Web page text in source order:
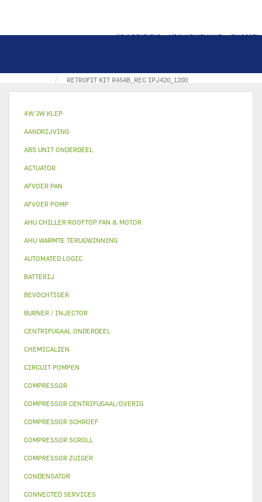
MIJN REKENING MIJN WINKELMAND INLOGGEN
RETROFIT KIT R454B_REC IPJ420_1200
4W 3W KLEP
AANDRIJVING
ABS UNIT ONDERDEEL
ACTUATOR
AFVOER PAN
AFVOER POMP
AHU CHILLER ROOFTOP FAN & MOTOR
AHU WARMTE TERUGWINNING
AUTOMATED LOGIC
BATTERIJ
BEVOCHTIGER
BURNER / INJECTOR
CENTRIFUGAAL ONDERDEEL
CHEMICALIEN
CIRCUIT POMPEN
COMPRESSOR
COMPRESSOR CENTRIFUGAAL/OVERIG
COMPRESSOR SCHROEF
COMPRESSOR SCROLL
COMPRESSOR ZUIGER
CONDENSATOR
CONNECTED SERVICES